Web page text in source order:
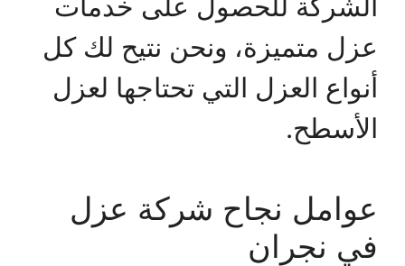
عزل متميزة، ونحن نتيح لك كل
أنواع العزل التي تحتاجها لعزل
الأسطح.
عوامل نجاح شركة عزل
في نجران